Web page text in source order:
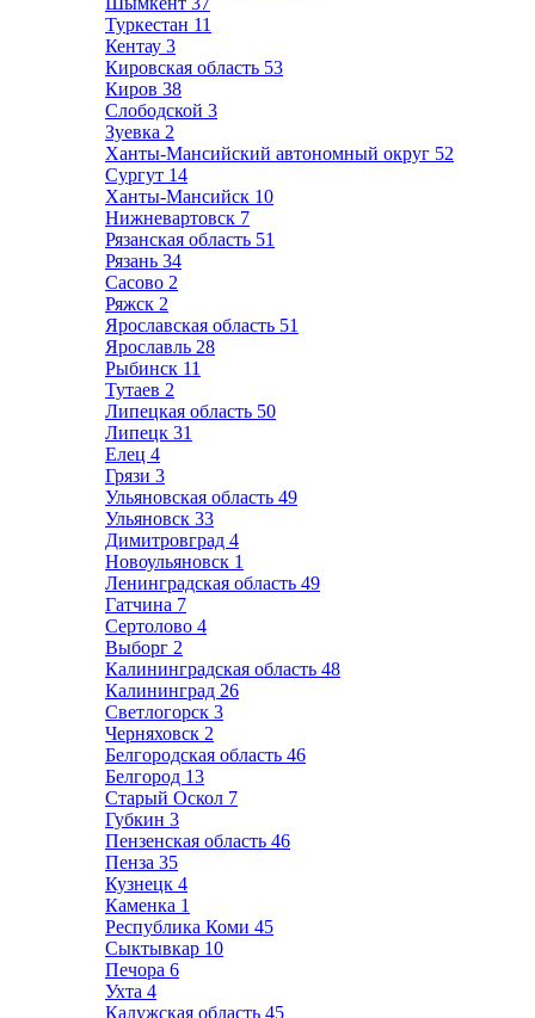
Туркестан 11
Кентау 3
Кировская область 53
Киров 38
Слободской 3
Зуевка 2
Ханты-Мансийский автономный округ 52
Сургут 14
Ханты-Мансийск 10
Нижневартовск 7
Рязанская область 51
Рязань 34
Сасово 2
Ряжск 2
Ярославская область 51
Ярославль 28
Рыбинск 11
Тутаев 2
Липецкая область 50
Липецк 31
Елец 4
Грязи 3
Ульяновская область 49
Ульяновск 33
Димитровград 4
Новоульяновск 1
Ленинградская область 49
Гатчина 7
Сертолово 4
Выборг 2
Калининградская область 48
Калининград 26
Светлогорск 3
Черняховск 2
Белгородская область 46
Белгород 13
Старый Оскол 7
Губкин 3
Пензенская область 46
Пенза 35
Кузнецк 4
Каменка 1
Республика Коми 45
Сыктывкар 10
Печора 6
Ухта 4
Калужская область 45